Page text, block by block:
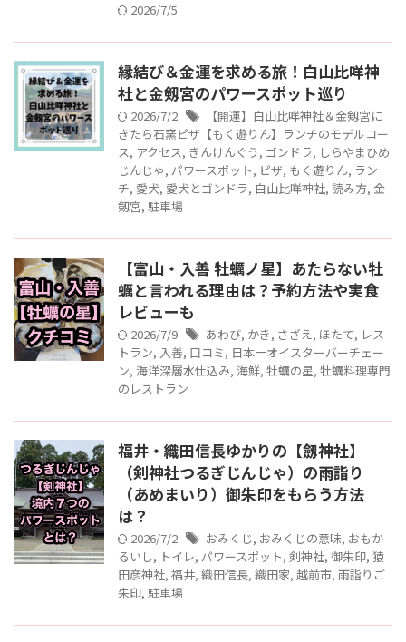
2026/7/5
縁結び＆金運を求める旅！白山比咩神
社と金剱宮のパワースポット巡り
2026/7/2
【開運】白山比咩神社＆金剱宮に
きたら石窯ピザ【もく遊りん】ランチのモデルコー
ス, アクセス, きんけんぐう , ゴンドラ, しらやまひめ
じんじゃ, パワースポット, ピザ, もく遊りん, ラン
チ, 愛犬, 愛犬とゴンドラ, 白山比咩神社, 読み方, 金
剱宮, 駐車場
【富山・入善 牡蠣ノ星】あたらない牡
蠣と言われる理由は？予約方法や実食
レビューも
2026/7/9 あわび, かき, さざえ, ほたて, レス
トラン, 入善, 口コミ, 日本一オイスターバーチェー
ン, 海洋深層水仕込み, 海鮮, 牡蠣の星, 牡蠣料理専門
のレストラン
福井・織田信長ゆかりの【劔神社】
（剣神社つるぎじんじゃ）の雨詣り
（あめまいり）御朱印をもらう方法
は？
2026/7/2 おみくじ, おみくじの意味, おもか
るいし, トイレ, パワースポット, 剣神社, 御朱印, 猿
田彦神社, 福井, 織田信長, 織田家, 越前市, 雨詣りご
朱印, 駐車場